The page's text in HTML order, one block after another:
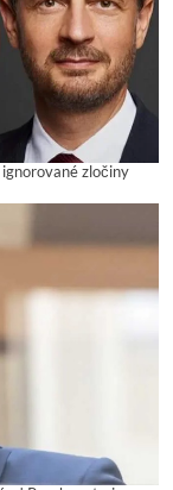
zločiny